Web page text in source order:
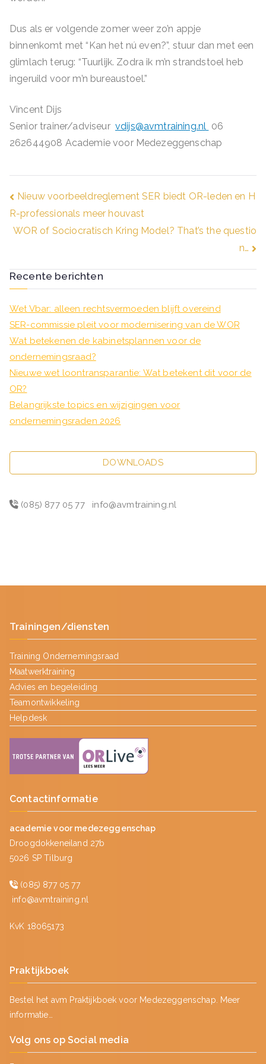
Dus als er volgende zomer weer zo’n appje
binnenkomt met “Kan het nú even?”, stuur dan met een
glimlach terug: “Tuurlijk. Zodra ik m’n strandstoel heb
ingeruild voor m’n bureaustoel.”
Vincent Dijs
Senior trainer/adviseurvdijs@avmtraining.nl 06
262644908 Academie voor Medezeggenschap
Bericht
navigatie
Nieuw voorbeeldreglement SER biedt OR-leden en H
R-professionals meer houvast
WOR of Sociocratisch Kring Model? That’s the questio
n…
Recente berichten
Wet Vbar: alleen rechtsvermoeden blijft overeind
SER-commissie pleit voor modernisering van de WOR
Wat betekenen de kabinetsplannen voor de
ondernemingsraad?
Nieuwe wet loontransparantie: Wat betekent dit voor de
OR?
Belangrijkste topics en wijzigingen voor
ondernemingsraden 2026
DOWNLOADS
(085) 877 05 77 info@avmtraining.nl
Trainingen/diensten
Training Ondernemingsraad
Maatwerktraining
Advies en begeleiding
Teamontwikkeling
Helpdesk
Contactinformatie
academie voor medezeggenschap
Droogdokkeneiland 27b
5026 SP Tilburg
(085) 877 05 77
info@avmtraining.nl
KvK 18065173
Praktijkboek
Bestel het avm Praktijkboek voor Medezeggenschap.
Meer
informatie…
Volg ons op Social media